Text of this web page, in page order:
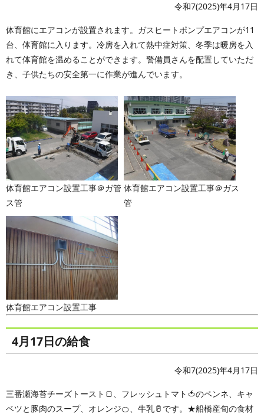
令和7(2025)年4月17日
体育館にエアコンが設置されます。ガスヒートポンプエアコンが11
台、体育館に入ります。冷房を入れて熱中症対策、冬季は暖房を入
れて体育館を温めることができます。警備員さんを配置していただ
き、子供たちの安全第一に作業が進んでいます。
体育館エアコン設置工事＠ガ管
ス管
体育館エアコン設置工事＠ガス
管
体育館エアコン設置工事
4月17日の給食
令和7(2025)年4月17日
三番瀬海苔チーズトースト🍞、フレッシュトマト🍅のペンネ、キャ
ベツと豚肉のスープ、オレンジ🍊、牛乳🥛です。★船橋産旬の食材